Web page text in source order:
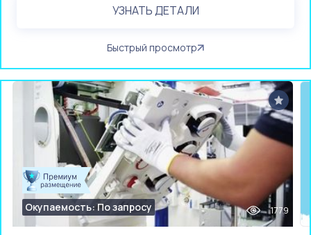
УЗНАТЬ ДЕТАЛИ
Быстрый просмотр
Окупаемость: По запросу 1779